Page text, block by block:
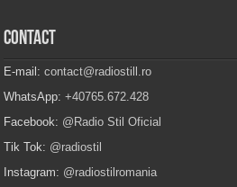
Contact
E-mail:contact@radiostill.ro
WhatsApp:+40765.672.428
Facebook: @Radio Stil Oficial
Tik Tok: @radiostil
Instagram: @radiostilromania